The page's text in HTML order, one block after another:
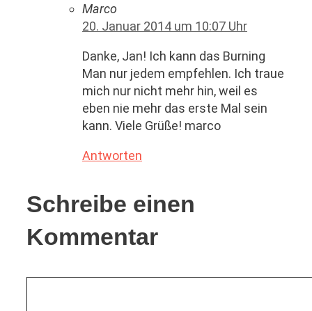
Marco
20. Januar 2014 um 10:07 Uhr
Danke, Jan! Ich kann das Burning
Man nur jedem empfehlen. Ich traue
mich nur nicht mehr hin, weil es
eben nie mehr das erste Mal sein
kann. Viele Grüße! marco
Antworten
Schreibe einen
Kommentar